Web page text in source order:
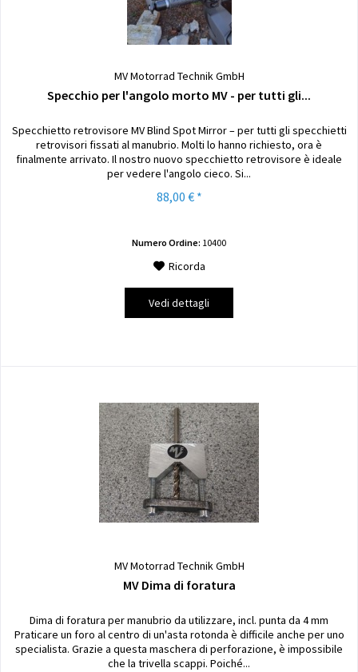
MV Motorrad Technik GmbH
Specchio per l'angolo morto MV - per tutti gli...
Specchietto retrovisore MV Blind Spot Mirror – per tutti gli specchietti
retrovisori fissati al manubrio. Molti lo hanno richiesto, ora è
finalmente arrivato. Il nostro nuovo specchietto retrovisore è ideale
per vedere l'angolo cieco. Si...
88,00 € *
Numero Ordine: 10400
Ricorda
Vedi dettagli
MV Motorrad Technik GmbH
MV Dima di foratura
Dima di foratura per manubrio da utilizzare, incl. punta da 4 mm
Praticare un foro al centro di un'asta rotonda è difficile anche per uno
specialista. Grazie a questa maschera di perforazione, è impossibile
che la trivella scappi. Poiché...